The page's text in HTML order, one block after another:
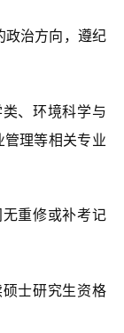
政治方向，遵纪
、环境科学与
管理等相关专业
重修或补考记
士研究生资格